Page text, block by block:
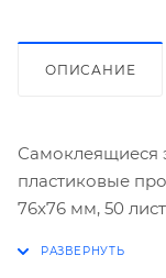
ОПИСАНИЕ
Самоклеящиеся
пластиковые
76x76 мм, 50